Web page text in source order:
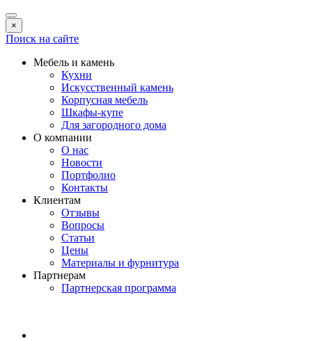
×
Поиск на сайте
Мебель и камень
Кухни
Искусственный камень
Корпусная мебель
Шкафы-купе
Для загородного дома
О компании
О нас
Новости
Портфолио
Контакты
Клиентам
Отзывы
Вопросы
Статьи
Цены
Материалы и фурнитура
Партнерам
Партнерская программа